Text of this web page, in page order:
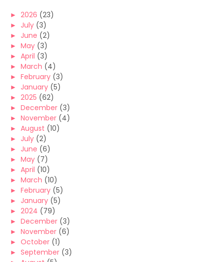
► 2026 (23)
► July (3)
► June (2)
► May (3)
► April (3)
► March (4)
► February (3)
► January (5)
► 2025 (62)
► December (3)
► November (4)
► August (10)
► July (2)
► June (6)
► May (7)
► April (10)
► March (10)
► February (5)
► January (5)
► 2024 (79)
► December (3)
► November (6)
► October (1)
► September (3)